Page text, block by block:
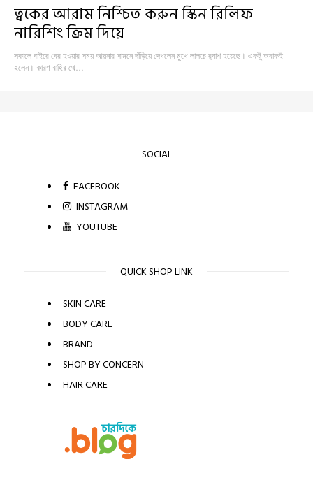
ত্বকের আরাম নিশ্চিত করুন স্কিন রিলিফ
নারিশিং ক্রিম দিয়ে
সকালে বাইরে বের হওয়ার সময় আয়নার সামনে দাঁড়িয়ে দেখলেন মুখে লালচে র‍্যাশ হয়েছে। একটু অবাকই
হলেন। কারণ বাহির থে…
SOCIAL
FACEBOOK
INSTAGRAM
YOUTUBE
QUICK SHOP LINK
SKIN CARE
BODY CARE
BRAND
SHOP BY CONCERN
HAIR CARE